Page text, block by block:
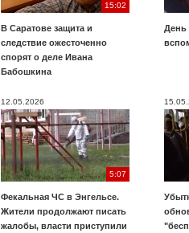
15:02
В Саратове защита и
следствие ожесточенно
спорят о деле Ивана
Бабошкина
День
12.05.2026
5:07
Фекальная ЧС в Энгельсе.
Жители продолжают писать
жалобы, власти приступили